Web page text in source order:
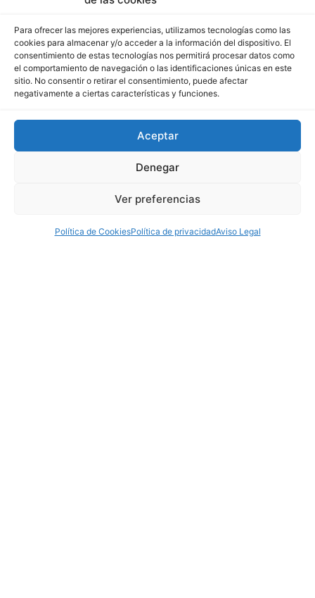
Para ofrecer las mejores experiencias, utilizamos tecnologías como las
cookies para almacenar y/o acceder a la información del dispositivo. El
consentimiento de estas tecnologías nos permitirá procesar datos como
el comportamiento de navegación o las identificaciones únicas en este
sitio. No consentir o retirar el consentimiento, puede afectar
negativamente a ciertas características y funciones.
Aceptar
Denegar
Ver preferencias
Política de CookiesPolítica de privacidadAviso Legal